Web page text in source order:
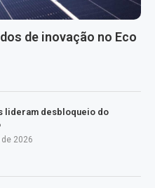
de inovação no Eco
lideram desbloqueio do
2026